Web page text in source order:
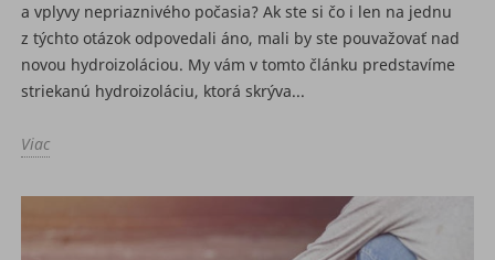
a vplyvy nepriaznivého počasia? Ak ste si čo i len na jednu
z týchto otázok odpovedali áno, mali by ste pouvažovať nad
novou hydroizoláciou. My vám v tomto článku predstavíme
striekanú hydroizoláciu, ktorá skrýva...
Viac